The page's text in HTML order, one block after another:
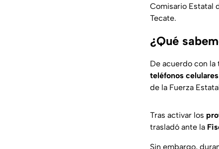
Comisario Estatal
Tecate.
¿Qué
De acuerdo con la
teléfonos celulares
de la Fuerza
Tras activar los
trasladó ante la
Sin embargo,